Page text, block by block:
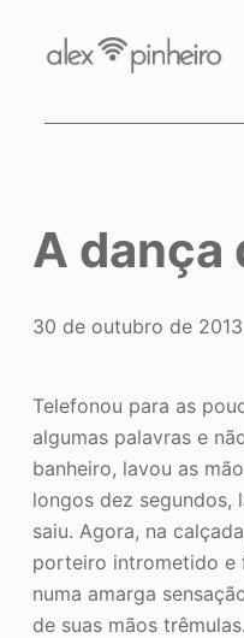
A dança
30 de outubro de 2013
Telefonou para as
algumas palavras e
banheiro, lavou as
longos dez segundos,
saiu. Agora, na
porteiro intrometido e
numa amarga
de suas mãos